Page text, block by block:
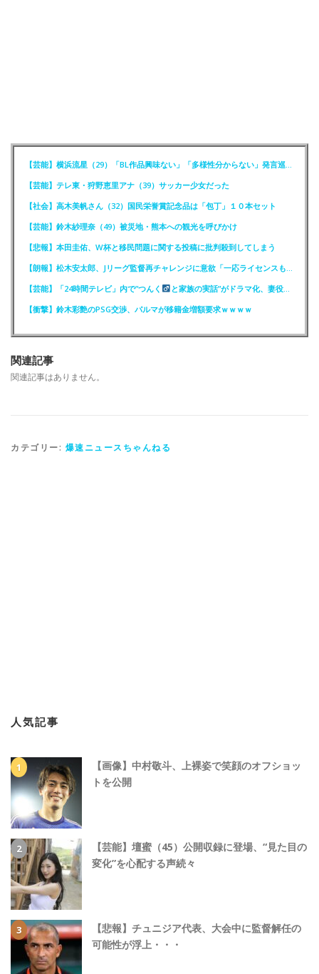
【芸能】横浜流星（29）「BL作品興味ない」「多様性分からない」発言巡りFCが注意喚起
【芸能】テレ東・狩野恵里アナ（39）サッカー少女だった
【社会】高木美帆さん（32）国民栄誉賞記念品は「包丁」１０本セット
【芸能】鈴木紗理奈（49）被災地・熊本への観光を呼びかけ
【悲報】本田圭佑、W杯と移民問題に関する投稿に批判殺到してしまう
【朗報】松木安太郎、Jリーグ監督再チャレンジに意欲「一応ライセンスも持っているので」
【芸能】「24時間テレビ」内で”つんく
と家族の実話”がドラマ化、妻役は北川景子
【衝撃】鈴木彩艶のPSG交渉、パルマが移籍金増額要求ｗｗｗｗ
関連記事
関連記事はありません。
カテゴリー: 爆速ニュースちゃんねる
人気記事
【画像】中村敬斗、上裸姿で笑顔のオフショッ
トを公開
【芸能】壇蜜（45）公開収録に登場、“見た目の
変化”を心配する声続々
【悲報】チュニジア代表、大会中に監督解任の
可能性が浮上・・・